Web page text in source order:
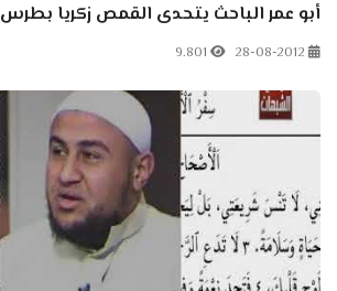
أبو عمر الباحث يتحدى القمص زكريا بطرس
28-08-2012
9.801